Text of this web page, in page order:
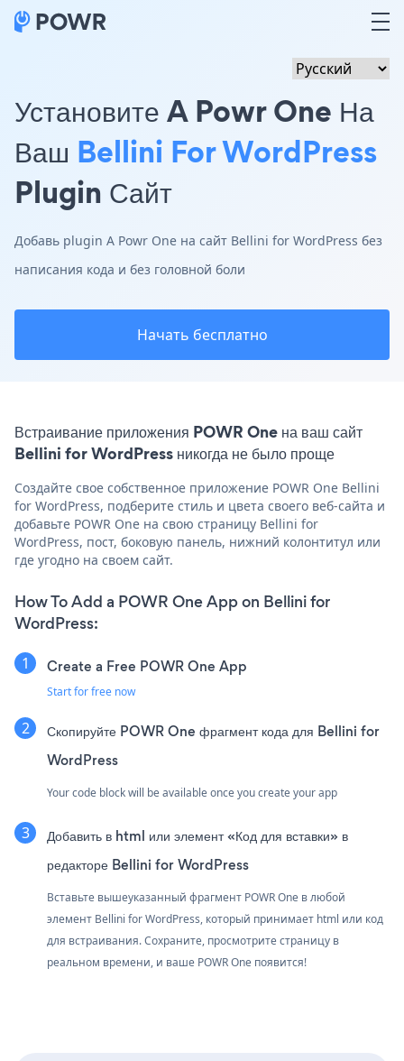
Установите A Powr One На
Ваш Bellini For WordPress
Plugin Сайт
Добавь plugin A Powr One на сайт Bellini for WordPress без
написания кода и без головной боли
Начать бесплатно
Встраивание приложения POWR One на ваш сайт
Bellini for WordPress никогда не было проще
Создайте свое собственное приложение POWR One Bellini
for WordPress, подберите стиль и цвета своего веб-сайта и
добавьте POWR One на свою страницу Bellini for
WordPress, пост, боковую панель, нижний колонтитул или
где угодно на своем сайт.
How To Add a POWR One App on Bellini for
WordPress:
Create a Free POWR One App
Start for free now
Скопируйте POWR One фрагмент кода для Bellini for
WordPress
Your code block will be available once you create your app
Добавить в html или элемент «Код для вставки» в
редакторе Bellini for WordPress
Вставьте вышеуказанный фрагмент POWR One в любой
элемент Bellini for WordPress, который принимает html или код
для встраивания. Сохраните, просмотрите страницу в
реальном времени, и ваше POWR One появится!